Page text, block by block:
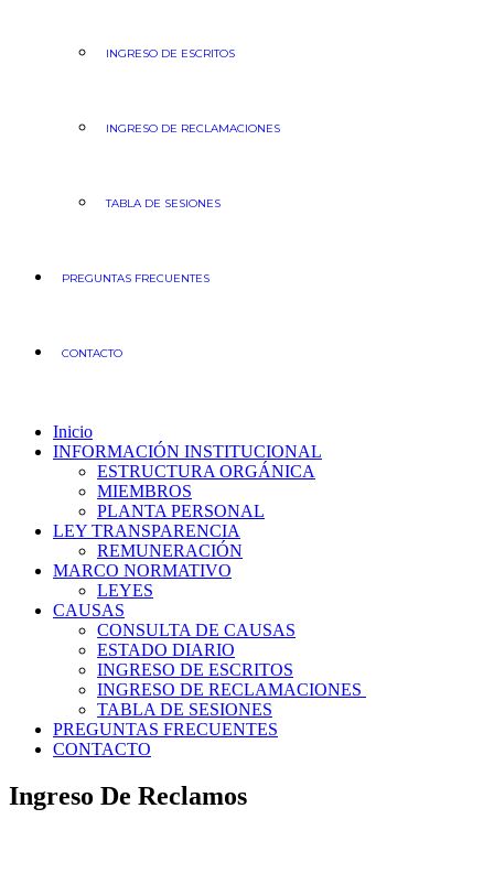
INGRESO DE ESCRITOS
INGRESO DE RECLAMACIONES
TABLA DE SESIONES
PREGUNTAS FRECUENTES
CONTACTO
Inicio
INFORMACIÓN INSTITUCIONAL
ESTRUCTURA ORGÁNICA
MIEMBROS
PLANTA PERSONAL
LEY TRANSPARENCIA
REMUNERACIÓN
MARCO NORMATIVO
LEYES
CAUSAS
CONSULTA DE CAUSAS
ESTADO DIARIO
INGRESO DE ESCRITOS
INGRESO DE RECLAMACIONES
TABLA DE SESIONES
PREGUNTAS FRECUENTES
CONTACTO
Ingreso De Reclamos